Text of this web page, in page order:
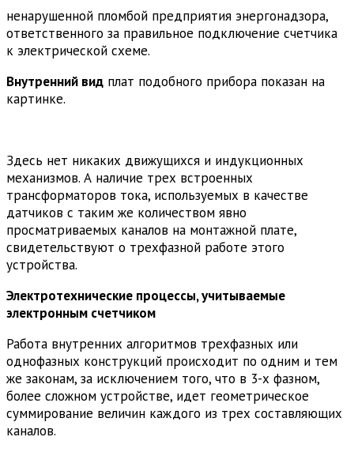
ненарушенной пломбой предприятия энергонадзора,
ответственного за правильное подключение счетчика
к электрической схеме.
Внутренний вид плат подобного прибора показан на
картинке.
Здесь нет никаких движущихся и индукционных
механизмов. А наличие трех встроенных
трансформаторов тока, используемых в качестве
датчиков с таким же количеством явно
просматриваемых каналов на монтажной плате,
свидетельствуют о трехфазной работе этого
устройства.
Электротехнические процессы, учитываемые
электронным счетчиком
Работа внутренних алгоритмов трехфазных или
однофазных конструкций происходит по одним и тем
же законам, за исключением того, что в 3-х фазном,
более сложном устройстве, идет геометрическое
суммирование величин каждого из трех составляющих
каналов.